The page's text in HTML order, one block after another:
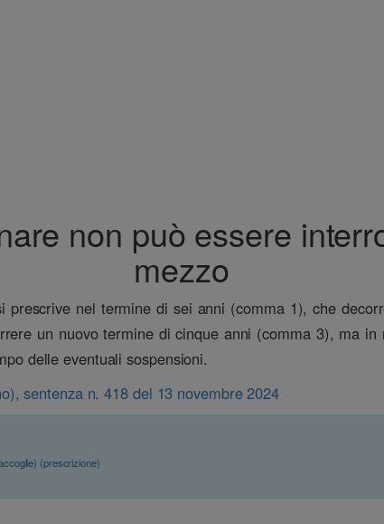
non può essere
mezzo
prescrive nel termine di sei anni (comma 1), che
un nuovo termine di cinque anni (comma 3), ma
delle eventuali sospensioni.
sentenza n. 418 del 13 novembre 2024
(prescrizione)